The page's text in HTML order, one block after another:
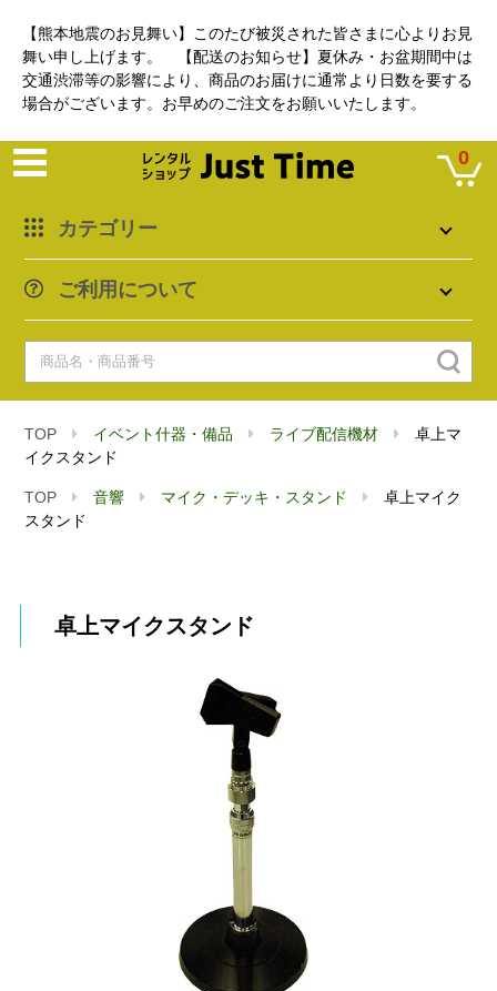
【熊本地震のお見舞い】このたび被災された皆さまに心よりお見
舞い申し上げます。 【配送のお知らせ】夏休み・お盆期間中は
交通渋滞等の影響により、商品のお届けに通常より日数を要する
場合がございます。お早めのご注文をお願いいたします。
カテゴリー
ご利用について
0
TOP イベント什器・備品 ライブ配信機材
卓上マ
イクスタンド
TOP 音響 マイク・デッキ・スタンド
卓上マイク
スタンド
卓上マイクスタンド